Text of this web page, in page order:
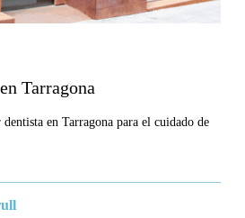
Tarragona
en Tarragona para el cuidado de